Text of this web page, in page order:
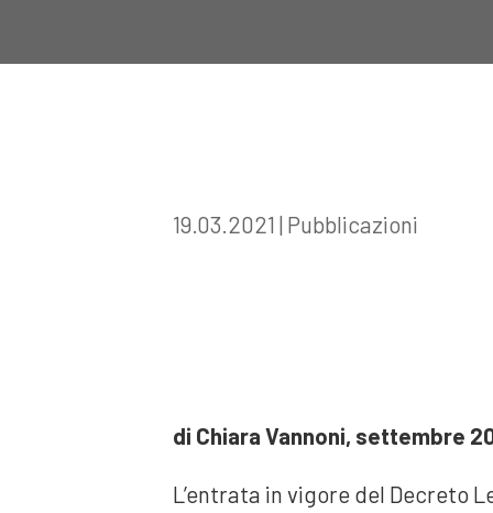
19.03.2021 | Pubblicazioni
di Chiara Vannoni, settembre
L’entrata in vigore del Decreto